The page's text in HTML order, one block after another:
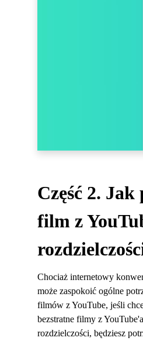
Część 2. Jak
film z
Chociaż internetowy
może zaspokoić ogólne
filmów z YouTube, jeśli
bezstratne filmy z
rozdzielczości, będziesz